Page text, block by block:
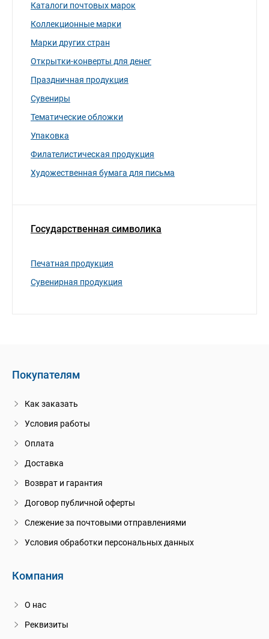
Каталоги почтовых марок
Коллекционные марки
Марки других стран
Открытки-конверты для денег
Праздничная продукция
Сувениры
Тематические обложки
Упаковка
Филателистическая продукция
Художественная бумага для письма
Государственная символика
Печатная продукция
Сувенирная продукция
Покупателям
Как заказать
Условия работы
Оплата
Доставка
Возврат и гарантия
Договор публичной оферты
Слежение за почтовыми отправлениями
Условия обработки персональных данных
Компания
О нас
Реквизиты